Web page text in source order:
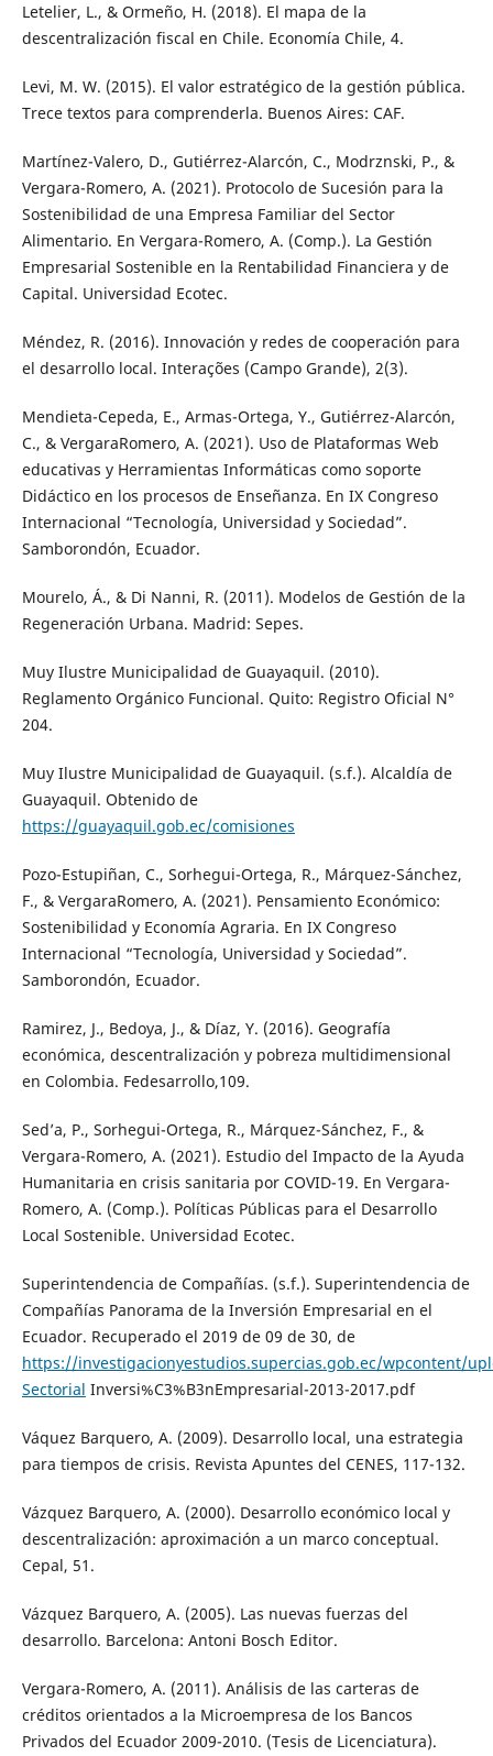
Letelier, L., & Ormeño, H. (2018). El mapa de la
descentralización fiscal en Chile. Economía Chile, 4.
Levi, M. W. (2015). El valor estratégico de la gestión pública.
Trece textos para comprenderla. Buenos Aires: CAF.
Martínez-Valero, D., Gutiérrez-Alarcón, C., Modrznski, P., &
Vergara-Romero, A. (2021). Protocolo de Sucesión para la
Sostenibilidad de una Empresa Familiar del Sector
Alimentario. En Vergara-Romero, A. (Comp.). La Gestión
Empresarial Sostenible en la Rentabilidad Financiera y de
Capital. Universidad Ecotec.
Méndez, R. (2016). Innovación y redes de cooperación para
el desarrollo local. Interações (Campo Grande), 2(3).
Mendieta-Cepeda, E., Armas-Ortega, Y., Gutiérrez-Alarcón,
C., & VergaraRomero, A. (2021). Uso de Plataformas Web
educativas y Herramientas Informáticas como soporte
Didáctico en los procesos de Enseñanza. En IX Congreso
Internacional “Tecnología, Universidad y Sociedad”.
Samborondón, Ecuador.
Mourelo, Á., & Di Nanni, R. (2011). Modelos de Gestión de la
Regeneración Urbana. Madrid: Sepes.
Muy Ilustre Municipalidad de Guayaquil. (2010).
Reglamento Orgánico Funcional. Quito: Registro Oficial N°
204.
Muy Ilustre Municipalidad de Guayaquil. (s.f.). Alcaldía de
Guayaquil. Obtenido de
https://guayaquil.gob.ec/comisiones
Pozo-Estupiñan, C., Sorhegui-Ortega, R., Márquez-Sánchez,
F., & VergaraRomero, A. (2021). Pensamiento Económico:
Sostenibilidad y Economía Agraria. En IX Congreso
Internacional “Tecnología, Universidad y Sociedad”.
Samborondón, Ecuador.
Ramirez, J., Bedoya, J., & Díaz, Y. (2016). Geografía
económica, descentralización y pobreza multidimensional
en Colombia. Fedesarrollo,109.
Sed’a, P., Sorhegui-Ortega, R., Márquez-Sánchez, F., &
Vergara-Romero, A. (2021). Estudio del Impacto de la Ayuda
Humanitaria en crisis sanitaria por COVID-19. En Vergara-
Romero, A. (Comp.). Políticas Públicas para el Desarrollo
Local Sostenible. Universidad Ecotec.
Superintendencia de Compañías. (s.f.). Superintendencia de
Compañías Panorama de la Inversión Empresarial en el
Ecuador. Recuperado el 2019 de 09 de 30, de
https://investigacionyestudios.supercias.gob.ec/wpcontent/
Sectorial Inversi%C3%B3nEmpresarial-2013-2017.pdf
Váquez Barquero, A. (2009). Desarrollo local, una estrategia
para tiempos de crisis. Revista Apuntes del CENES, 117-132.
Vázquez Barquero, A. (2000). Desarrollo económico local y
descentralización: aproximación a un marco conceptual.
Cepal, 51.
Vázquez Barquero, A. (2005). Las nuevas fuerzas del
desarrollo. Barcelona: Antoni Bosch Editor.
Vergara-Romero, A. (2011). Análisis de las carteras de
créditos orientados a la Microempresa de los Bancos
Privados del Ecuador 2009-2010. (Tesis de Licenciatura).